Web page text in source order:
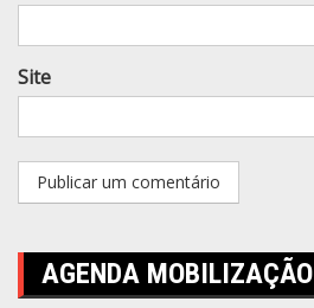
Site
AGENDA MOBILIZAÇÃO